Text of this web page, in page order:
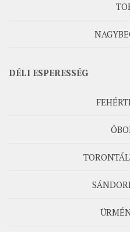
DÉLI ESPERESSÉG